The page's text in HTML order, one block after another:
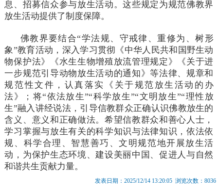
息、招募信众参与放生活动。这些规定为规范佛教界
放生活动提供了制度保障。
佛教界要结合“学法规、守戒律、重修为、树形
象”教育活动，深入学习贯彻《中华人民共和国野生动
物保护法》《水生生物增殖放流管理规定》《关于进
一步规范引导动物放生活动的通知》等法律、规章和
规范性文件，认真落实《关于规范放生活动的办
法》；将“依法放生”“科学放生”“文明放生”“理性放
生”融入讲经说法，引导信教群众正确认识佛教放生的
含义、意义和正确做法。希望信教群众和善心人士，
学习掌握与放生有关的科学知识与法律知识，依法依
规、科学合理、智慧善巧、文明规范地开展放生活
动，为保护生态环境、建设美丽中国、促进人与自然
和谐共生贡献力量。
发表日期：2025/12/14 13:20:05 浏览次数：8036